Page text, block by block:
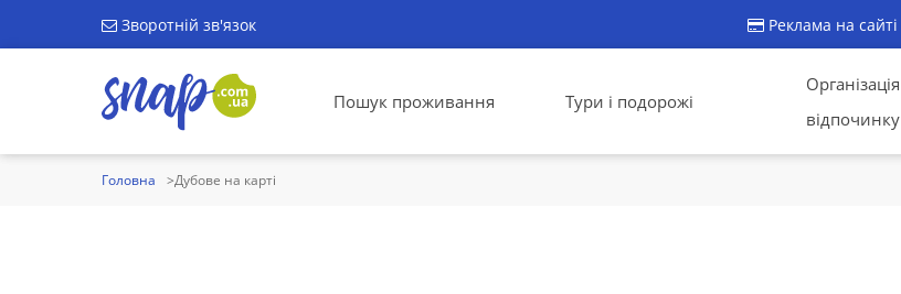
Зворотній зв'язок Реклама на сайті
Пошук проживання Тури і подорожі
Організація
відпочинку
Головна Дубове на карті